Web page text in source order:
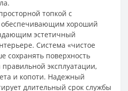
топкой с
хороший
эстетичный
Система «чистое
сохранять поверхность
эксплуатации,
и копоти. Надежный
длительный срок службы